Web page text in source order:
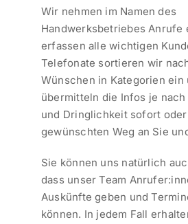
Wir nehmen im Namen des
Handwerksbetriebes Anrufe
erfassen alle wichtigen
Telefonate sortieren wir
Wünschen in Kategorien ein
übermitteln die Infos je
und Dringlichkeit sofort
gewünschten Weg an Sie
Sie können uns natürlich
dass unser Team
Auskünfte geben und
können. In jedem Fall